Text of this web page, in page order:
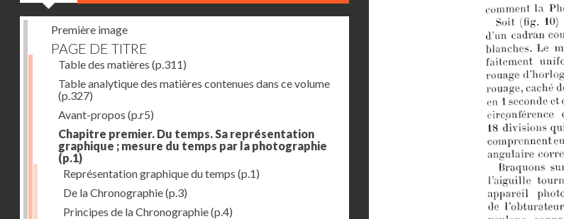
Première image
PAGE DE TITRE
Table des matières (p.311)
Table analytique des matières contenues dans ce volume
(p.327)
Avant-propos (p.r5)
Chapitre premier. Du temps. Sa représentation
graphique ; mesure du temps par la photographie
(p.1)
Représentation graphique du temps (p.1)
De la Chronographie(p.3)
Principes de la Chronographie(p.4)